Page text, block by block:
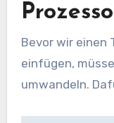
Bevor wir einen
einfügen,
umwandeln.